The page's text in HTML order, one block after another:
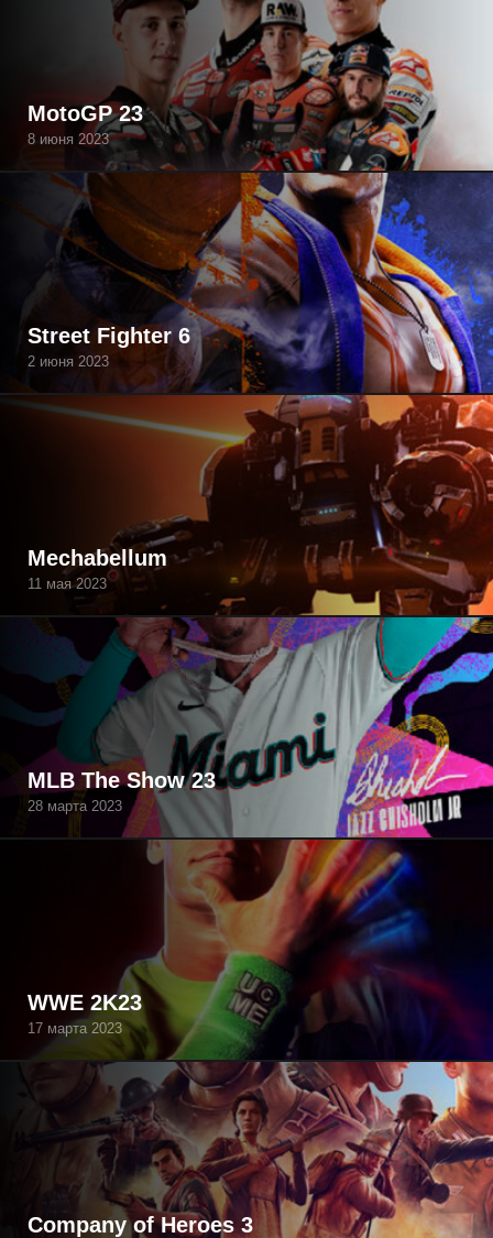
MotoGP 23
8 июня 2023
Street Fighter 6
2 июня 2023
Mechabellum
11 мая 2023
MLB The Show 23
28 марта 2023
WWE 2K23
17 марта 2023
Company of Heroes 3